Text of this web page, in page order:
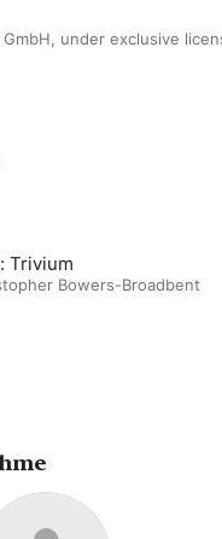
under exclusive
Trivium
Bowers-Broadbent